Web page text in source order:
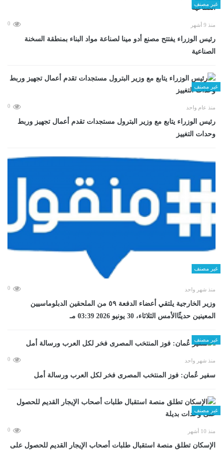
غير مصنف
منذ 9 أشهر 0
رئيس الوزراء يفتتح مصنع أدو مينا لصناعة مواد البناء بمنطقة السخنة
الصناعية
غير مصنف
منذ عام واحد 0
رئيس الوزراء يتابع مع وزير البترول مستجدات تقدم أعمال تجهيز وربط
وحدات التغييز
غير مصنف
منذ شهر واحد 0
وزير الخارجية يلتقي أعضاء الدفعة ٥٩ من الملحقين الدبلوماسيين
المعينين حديثًاالأمس الثلاثاء، 30 يونيو 2026 03:39 مـ
غير مصنف
منذ شهر واحد 0
سفير عُمان: فوز المنتخب المصرى فخر لكل العرب ورسالة أمل
غير مصنف
منذ 10 أشهر 0
الإسكان تطلق منصة استقبال طلبات أصحاب الإيجار القديم للحصول على